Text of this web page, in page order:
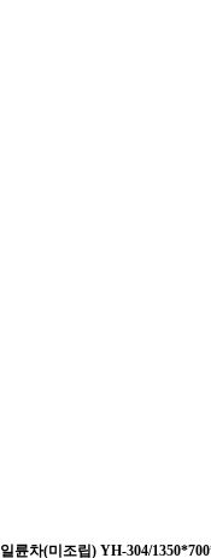
일륜차(미조립) YH-304/